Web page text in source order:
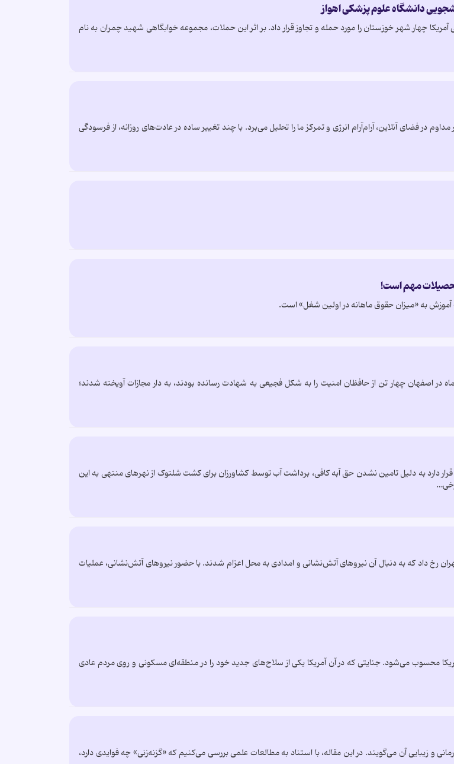
دانشگاه علوم پزشکی اهواز
مرداد ۱۴۰۵، ارتش تروریستی آمریکا چهار شهر خوزستان را مورد حمله و تجاوز قرار داد. بر اثر این حملات، مجموعه خوابگاهی شهید چمران به نام
در فضای آنلاین، آرام‌آرام انرژی و تمرکز ما را تحلیل می‌برد. با چند تغییر ساده در عادت‌های روزانه، از فرسودگی
مهم است!
به «میزان حقوق ماهانه در اولین شغل» است.
که دی‌ماه در اصفهان چهار تن از حافظان امنیت را به شکل فجیعی به شهادت رسانده‌ بودند، به دار مجازات آویخته شدند؛
دارد به دلیل تامین نشدن حق آبه کافی، برداشت آب توسط کشاورزان برای کشت شلتوک از نهرهای منتهی به این
رخ داد که به دنبال آن نیروهای آتش‌نشانی و امدادی به محل اعزام شدند. با حضور نیروهای آتش‌نشانی، عملیات
محسوب می‌شود. جنایتی که در آن آمریکا یکی از سلاح‌های جدید خود را در منطقه‌ای مسکونی و روی مردم عادی
و زیبایی آن می‌گویند. در این مقاله، با استناد به مطالعات علمی بررسی می‌کنیم که «گزنه‌زنی» چه فوایدی دارد،